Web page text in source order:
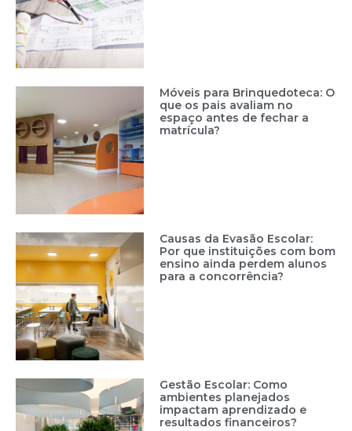
Móveis para Brinquedoteca: O
que os pais avaliam no
espaço antes de fechar a
matrícula?
Causas da Evasão Escolar:
Por que instituições com bom
ensino ainda perdem alunos
para a concorrência?
Gestão Escolar: Como
ambientes planejados
impactam aprendizado e
resultados financeiros?